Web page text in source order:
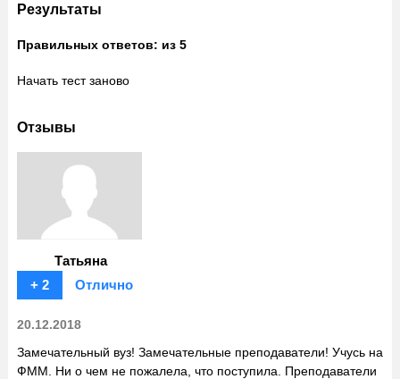
Результаты
Правильных ответов: из 5
Начать тест заново
Отзывы
Татьяна
+ 2
Отлично
20.12.2018
Замечательный вуз! Замечательные преподаватели! Учусь на
ФММ. Ни о чем не пожалела, что поступила. Преподаватели